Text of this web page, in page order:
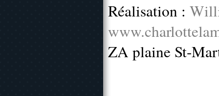
Réalisation :
ZA plaine St-